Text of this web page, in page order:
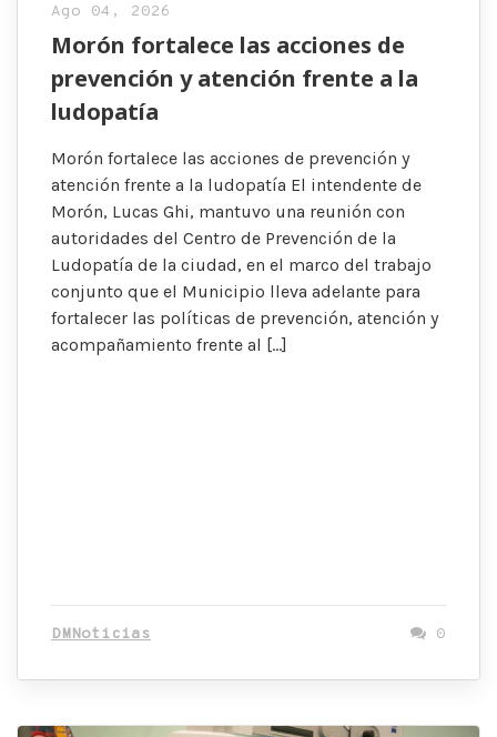
Ago 04, 2026
Morón fortalece las acciones de
prevención y atención frente a la
ludopatía
Morón fortalece las acciones de prevención y
atención frente a la ludopatía El intendente de
Morón, Lucas Ghi, mantuvo una reunión con
autoridades del Centro de Prevención de la
Ludopatía de la ciudad, en el marco del trabajo
conjunto que el Municipio lleva adelante para
fortalecer las políticas de prevención, atención y
acompañamiento frente al […]
DMNoticias 0